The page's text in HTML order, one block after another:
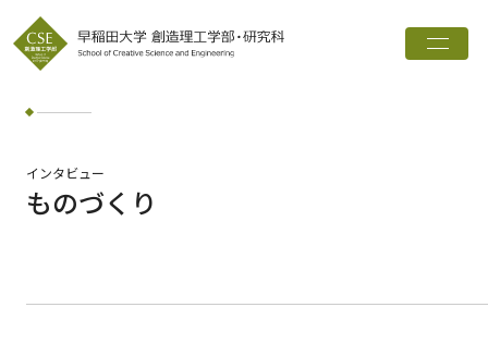
トップ
創造理工学部とは
学科・専攻
インタビュー
インタビュー
ものづくり